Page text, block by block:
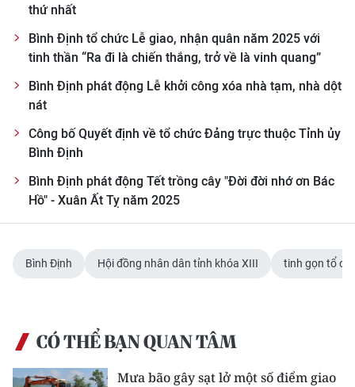
thứ nhất
Bình Định tổ chức Lễ giao, nhận quân năm 2025 với
tinh thần “Ra đi là chiến thắng, trở về là vinh quang”
Bình Định phát động Lễ khởi công xóa nhà tạm, nhà dột
nát
Công bố Quyết định về tổ chức Đảng trực thuộc Tỉnh ủy
Bình Định
Bình Định phát động Tết trồng cây "Đời đời nhớ ơn Bác
Hồ" - Xuân Ất Tỵ năm 2025
Bình Định Hội đồng nhân dân tỉnh khóa XIII tinh gọn tổ
CÓ THỂ BẠN QUAN TÂM
Mưa bão gây sạt lở một số điểm giao